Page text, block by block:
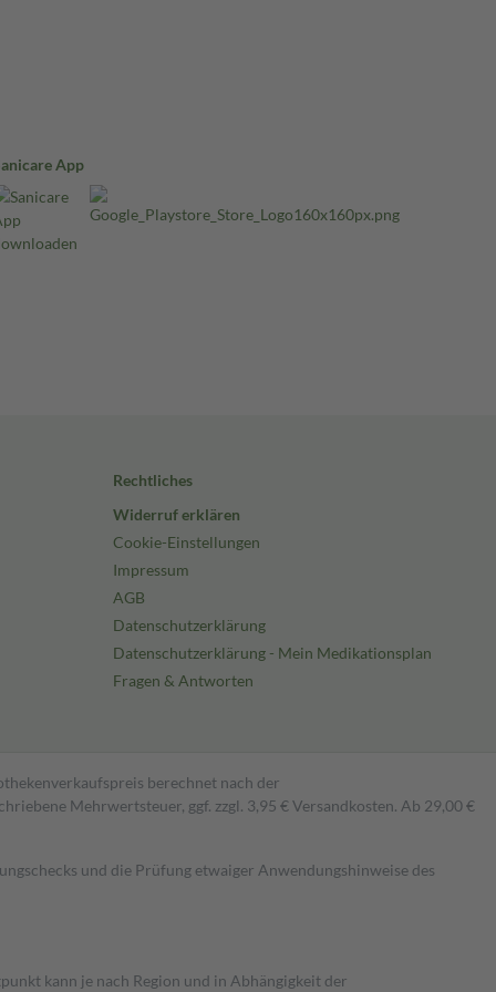
App
Rechtliches
Widerruf erklären
Cookie-Einstellungen
Impressum
AGB
Datenschutzerklärung
Datenschutzerklärung - Mein Medikationsplan
Fragen & Antworten
berechnet nach der
Mehrwertsteuer, ggf. zzgl. 3,95 € Versandkosten. Ab 29,00 €
und die Prüfung etwaiger Anwendungshinweise des
kann je nach Region und in Abhängigkeit der